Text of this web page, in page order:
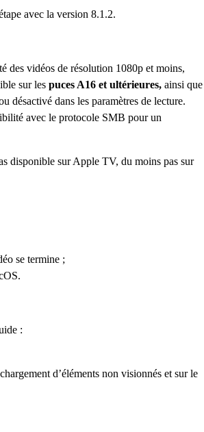
avec la version 8.1.2.
des vidéos de résolution 1080p et moins,
sur les puces A16 et ultérieures, ainsi que
désactivé dans les paramètres de lecture.
avec le protocole SMB pour un
disponible sur Apple TV, du moins pas sur
se termine ;
:
d’éléments non visionnés et sur le